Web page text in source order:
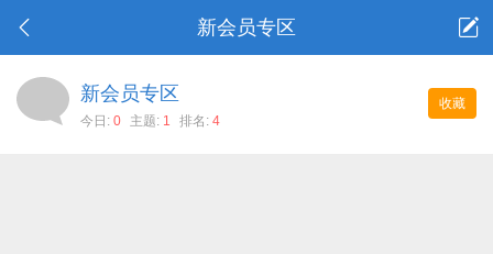
新会员专区
收藏
新会员专区
今日: 0 主题: 1 排名: 4